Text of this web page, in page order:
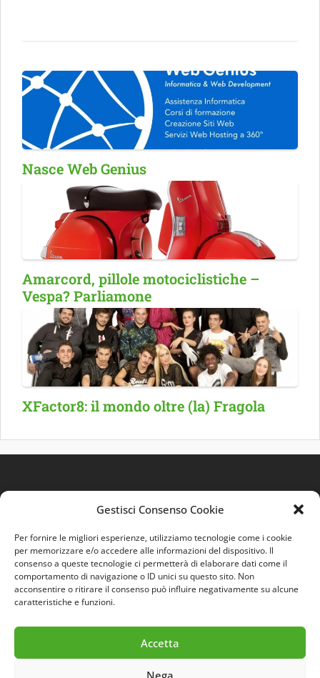
Gestisci Consenso Cookie
Per fornire le migliori esperienze, utilizziamo tecnologie come i cookie
per memorizzare e/o accedere alle informazioni del dispositivo. Il
consenso a queste tecnologie ci permetterà di elaborare dati come il
comportamento di navigazione o ID unici su questo sito. Non
acconsentire o ritirare il consenso può influire negativamente su alcune
caratteristiche e funzioni.
Accetta
Nega
Nasce Web Genius
Amarcord, pillole motociclistiche –
Vespa? Parliamone
XFactor8: il mondo oltre (la) Fragola
Quest'opera è distribuita con LicenzaCreative
Commons 3.0 Italia.